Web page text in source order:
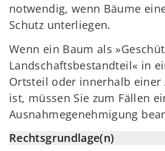
notwendig, wenn Bäume
Schutz unterliegen.
Wenn ein Baum als
Landschaftsbestandteil« in
Ortsteil oder innerhalb einer
ist, müssen Sie zum Fällen
Ausnahmegenehmigung
Rechtsgrundlage(n)